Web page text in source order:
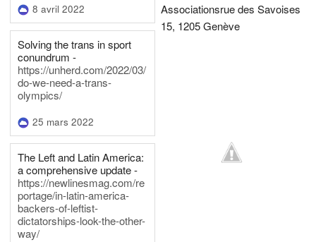
8 avril 2022
Solving the trans in sport
conundrum -
https://unherd.com/2022/03/
do-we-need-a-trans-
olympics/
25 mars 2022
The Left and Latin America:
a comprehensive update -
https://newlinesmag.com/re
portage/in-latin-america-
backers-of-leftist-
dictatorships-look-the-other-
way/
Associationsrue des Savoises
15, 1205 Genève